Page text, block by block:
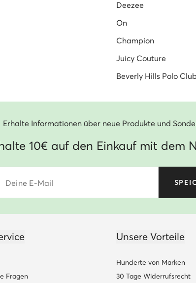
Deezee
On
Champion
Juicy Couture
Beverly Hills Polo Club
Erhalte Informationen über neue Produkte und
10€ auf den Einkauf mit dem
Deine E-Mail
Fragen
Unsere Vorteile
Hunderte von Marken
30 Tage Widerrufsrecht